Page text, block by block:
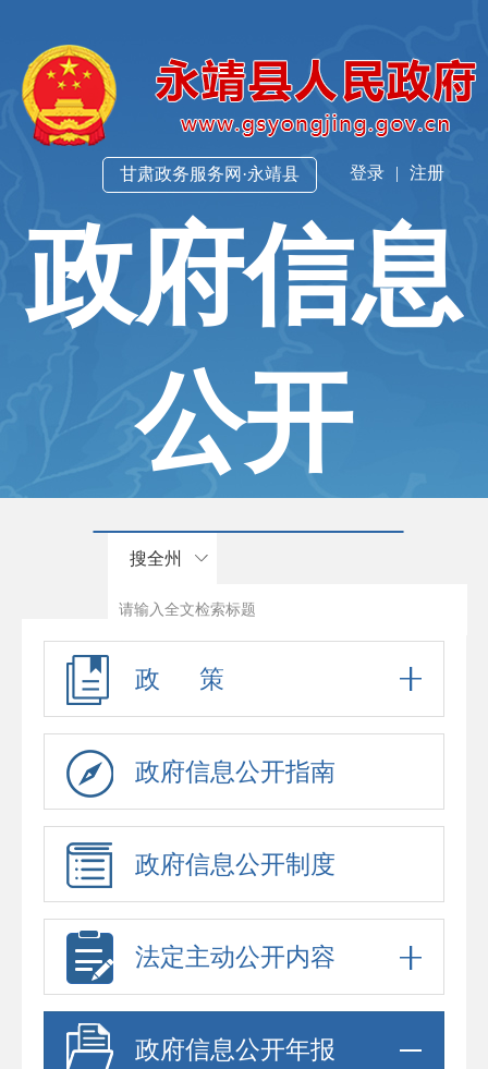
登录 | 注册
甘肃政务服务网·永靖县
政府信息
公开
搜全州
政 策
政府信息公开指南
政府信息公开制度
法定主动公开内容
政府信息公开年报